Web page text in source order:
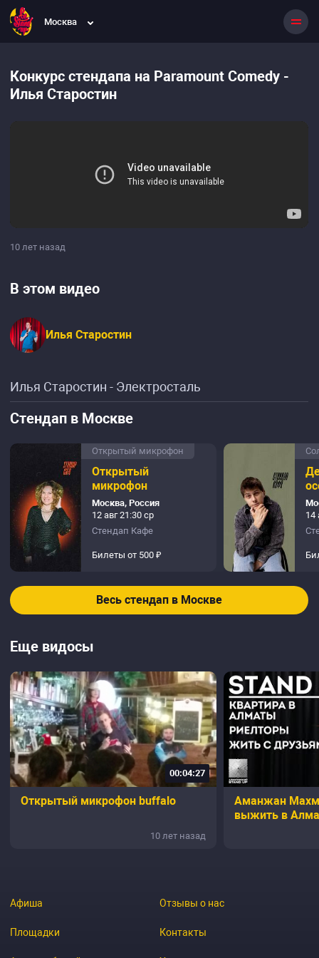
Москва
Конкурс стендапа на Paramount Comedy -
Илья Старостин
10 лет назад
В этом видео
Илья Старостин
Илья Старостин - Электросталь
Стендап в Москве
Открытый микрофон
Открытый
микрофон
Москва, Россия
12 авг 21:30 ср
Стендап Кафе
Билеты от 500 ₽
14
Весь стендап в Москве
Еще видосы
00:04:27
Открытый микрофон buffalo
10 лет назад
Аманжан
выжить в
Афиша
Площадки
Отзывы о нас
Контакты